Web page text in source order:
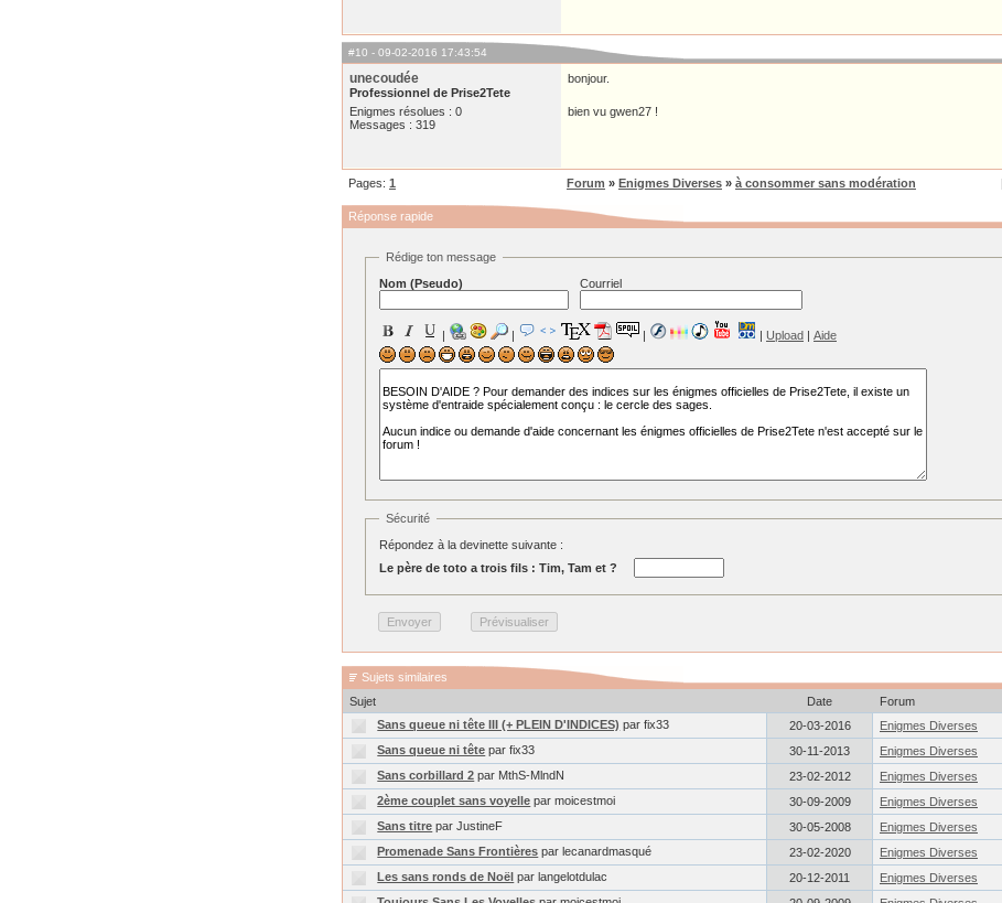
#10 - 09-02-2016 17:43:54
unecoudée
Professionnel de Prise2Tete
Enigmes résolues : 0
Messages : 319
bonjour.
bien vu gwen27 !
Pages: 1 Forum » Enigmes Diverses » à consommer sans modération
Réponse rapide
Rédige ton message
Nom (Pseudo)
Courriel
| | | | Upload | Aide
Sécurité
Répondez à la devinette suivante :
Le père de toto a trois fils : Tim, Tam et ?
Sujets similaires
Sujet
Date
Forum
Sans queue ni tête III (+ PLEIN D'INDICES) par fix33 20-03-2016
Enigmes Diverses
Sans queue ni tête par fix33 30-11-2013
Enigmes Diverses
Sans corbillard 2 par MthS-MlndN 23-02-2012
Enigmes Diverses
2ème couplet sans voyelle par moicestmoi 30-09-2009
Enigmes Diverses
Sans titre par JustineF 30-05-2008
Enigmes Diverses
Promenade Sans Frontières par lecanardmasqué 23-02-2020
Enigmes Diverses
Les sans ronds de Noël par langelotdulac 20-12-2011
Enigmes Diverses